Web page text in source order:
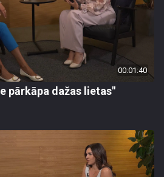
00:01:40
pārkāpa dažas lietas"